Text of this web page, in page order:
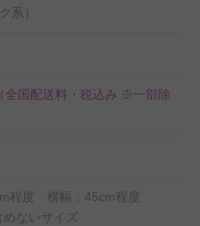
みお届けが可能となりま
っても、ご用意ができない
さい。
系）
（全国配送料・税込み ※一部除
程度 横幅：45cm程度
ないサイズ